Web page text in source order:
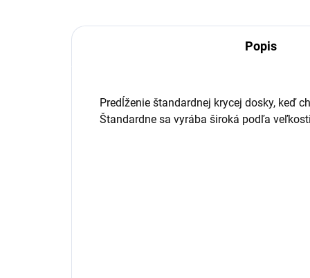
Popis
Predĺženie štandardnej krycej dosky, keď
Štandardne sa vyrába široká podľa